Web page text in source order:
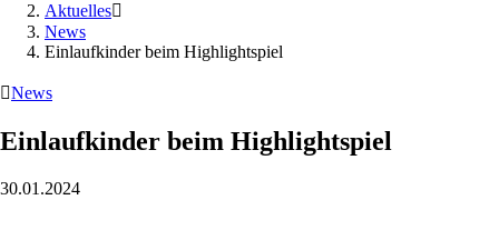
Aktuelles
News
Einlaufkinder beim Highlightspiel
News
Einlaufkinder beim Highlightspiel
30.01.2024